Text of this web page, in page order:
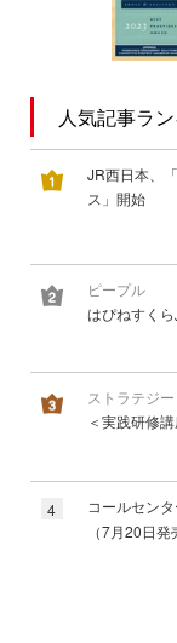
人気記事ラ
JR西日本、
ス」開始
ピープル
はぴねすく
ストラテジー
＜実践研修
4
コールセン
（7月20日発